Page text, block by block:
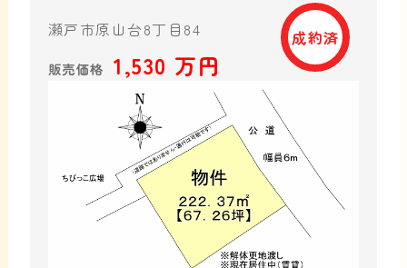
成約済
瀬戸市原山台8丁目84
販売価格 1,530 万円